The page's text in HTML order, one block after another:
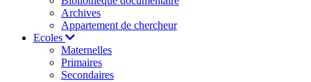
Archives
Appartement de chercheur
Ecoles
Maternelles
Primaires
Secondaires